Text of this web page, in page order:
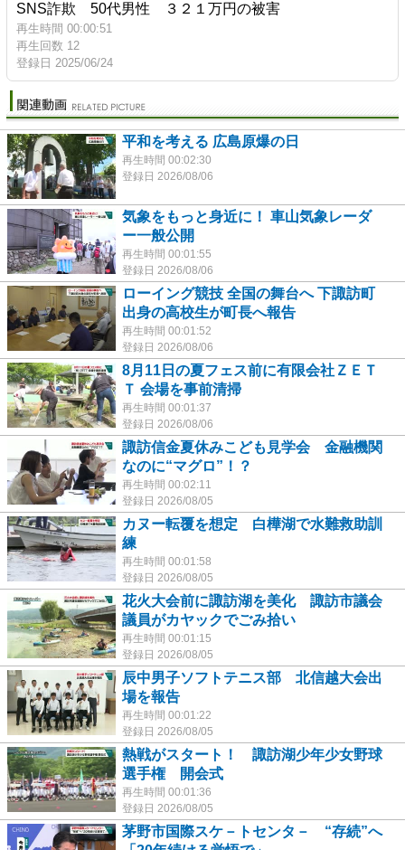
SNS詐欺 50代男性 ３２１万円の被害
再生時間 00:00:51
再生回数 12
登録日 2025/06/24
平和を考える 広島原爆の日
再生時間 00:02:30
登録日 2026/08/06
気象をもっと身近に！ 車山気象レーダ
ー一般公開
再生時間 00:01:55
登録日 2026/08/06
ローイング競技 全国の舞台へ 下諏訪町
出身の高校生が町長へ報告
再生時間 00:01:52
登録日 2026/08/06
8月11日の夏フェス前に有限会社ＺＥＴ
Ｔ 会場を事前清掃
再生時間 00:01:37
登録日 2026/08/06
諏訪信金夏休みこども見学会 金融機関
なのに“マグロ”！？
再生時間 00:02:11
登録日 2026/08/05
カヌー転覆を想定 白樺湖で水難救助訓
練
再生時間 00:01:58
登録日 2026/08/05
花火大会前に諏訪湖を美化 諏訪市議会
議員がカヤックでごみ拾い
再生時間 00:01:15
登録日 2026/08/05
辰中男子ソフトテニス部 北信越大会出
場を報告
再生時間 00:01:22
登録日 2026/08/05
熱戦がスタート！ 諏訪湖少年少女野球
選手権 開会式
再生時間 00:01:36
登録日 2026/08/05
茅野市国際スケ－トセンタ－ “存続”へ